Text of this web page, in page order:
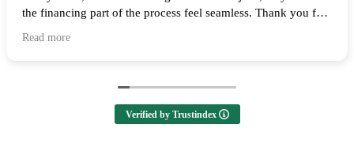
the financing part of the process feel seamless. Thank you for
Read more
Verified by Trustindex